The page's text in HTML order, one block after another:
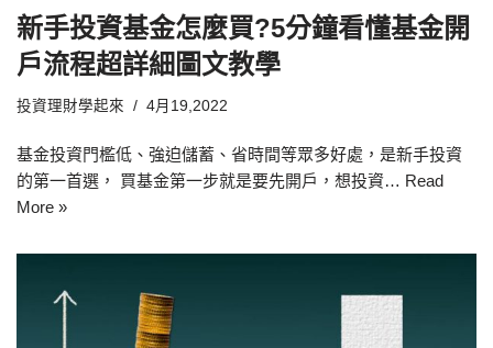
新手投資基金怎麼買?5分鐘看懂基金開
戶流程超詳細圖文教學
投資理財學起來 4月19,2022
基金投資門檻低、強迫儲蓄、省時間等眾多好處，是新手投資
的第一首選， 買基金第一步就是要先開戶，想投資… Read
More »